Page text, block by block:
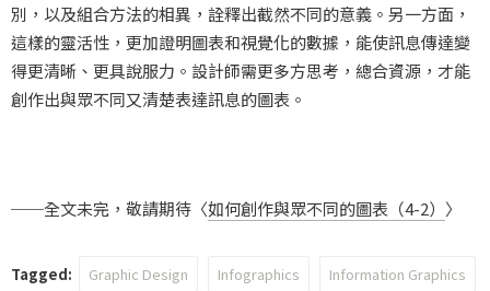
別，以及組合方法的相異，詮釋出截然不同的意義。另一方面，
這樣的靈活性，更加證明圖表和視覺化的數據，能使訊息傳達變
得更清晰、更具說服力。設計師需更多方思考，總合資源，才能
創作出與眾不同又清楚表達訊息的圖表。
──全文未完，敬請期待〈如何創作與眾不同的圖表（4-2） 〉
Tagged: Graphic Design Infographics
Information Graphics